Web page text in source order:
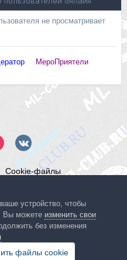
не просматривает
МероПриятели
Cookie-файлы
Community
устройство, чтобы
Вы можете изменить свои
без изменения
файлы сookie
by CleanTalk.